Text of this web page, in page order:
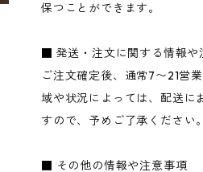
保つことができます。
■ 発送・注文に関する情報や
ご注文確定後、通常7〜21営
域や状況によっては、配送に
すので、予めご了承ください。
■ その他の情報や注意事項